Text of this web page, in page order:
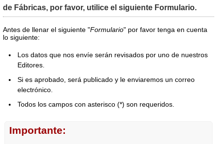
de Fábricas, por favor, utilice el siguiente Formulario.
Antes de llenar el siguiente "Formulario" por favor tenga en cuenta
lo siguiente:
Los datos que nos envíe serán revisados por uno de nuestros
Editores.
Si es aprobado, será publicado y le enviaremos un correo
electrónico.
Todos los campos con asterisco (*) son requeridos.
Importante: